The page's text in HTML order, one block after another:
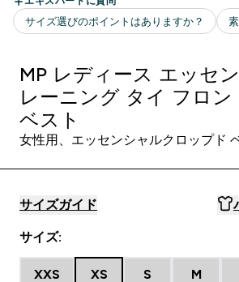
MP レディース エッセ
レーニング タイ フロ
ベスト
女性用、エッセンシャルクロップド
サイズガイド
サイズ:
XXS XS S M